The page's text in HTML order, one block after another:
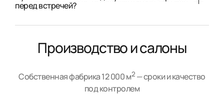
перед встречей?
Производство и салоны
Собственная фабрика 12 000 м2 — сроки и качество
под контролем